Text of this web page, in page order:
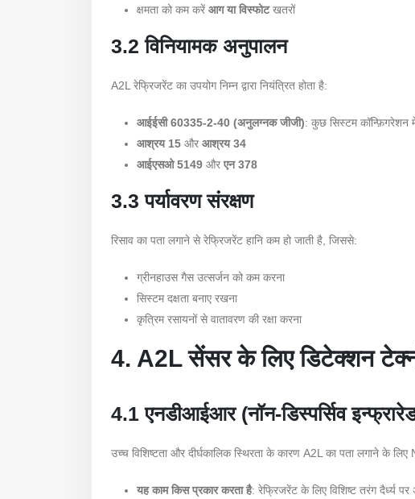
क्षमता को कम करें आग या विस्फोटखतरों
3.2 विनियामक अनुपालन
A2L रेफ्रिजरेंट का उपयोग निम्न द्वारा नियंत्रित होता है:
आईईसी 60335-2-40 (अनुलग्नक जीजी): कुछ सिस्टम कॉन्फ़िगरेशन
आश्रय 15 और आश्रय 34
आईएसओ 5149 और एन 378
3.3 पर्यावरण संरक्षण
रिसाव का पता लगाने से रेफ्रिजरेंट हानि कम हो जाती है, जिससे:
ग्रीनहाउस गैस उत्सर्जन को कम करना
सिस्टम दक्षता बनाए रखना
कृत्रिम रसायनों से वातावरण की रक्षा करना
4. A2L सेंसर के लिए डिटेक्शन
4.1 एनडीआईआर (नॉन-डिस्पर्सिव
उच्च विशिष्टता और दीर्घकालिक स्थिरता के कारण A2L का पता लगाने के लिए
यह काम किस प्रकार करता है: रेफ्रिजरेंट के लिए विशिष्ट तरंग दैर्ध्य